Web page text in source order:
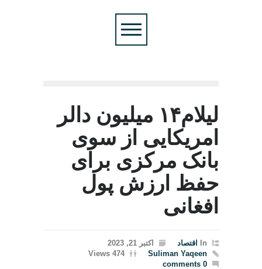
لیلام۱۴ میلیون دالر
امریکایی از سوی
بانک مرکزی برای
حفظ ارزش پول
افغانی
In اقتصاد
اکتبر 21, 2023
Suliman Yaqeen
474 Views
0 comments